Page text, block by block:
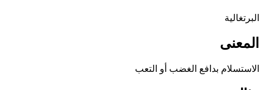
البرتغالية
المعنى
الاستسلام بدافع الغضب أو التعب